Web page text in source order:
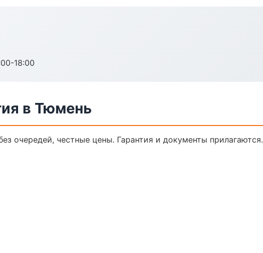
18:00
в Тюмень
очередей, честные цены. Гарантия и документы прилагаются.